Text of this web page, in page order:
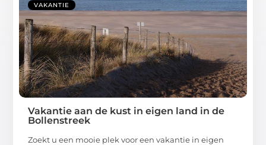
VAKANTIE
Vakantie aan de kust in eigen land in de
Bollenstreek
Zoekt u een mooie plek voor een vakantie in eigen